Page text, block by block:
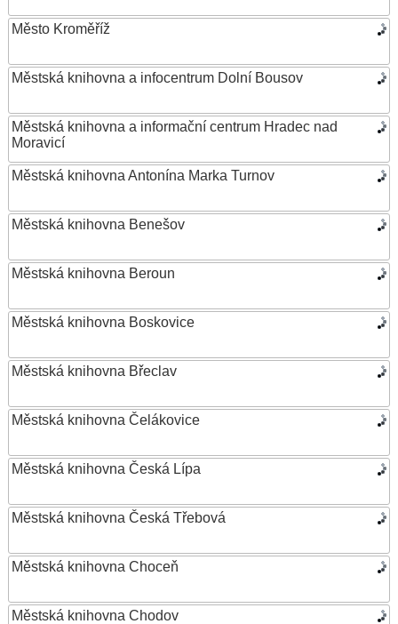
Město Kroměříž
Městská knihovna a infocentrum Dolní Bousov
Městská knihovna a informační centrum Hradec nad
Moravicí
Městská knihovna Antonína Marka Turnov
Městská knihovna Benešov
Městská knihovna Beroun
Městská knihovna Boskovice
Městská knihovna Břeclav
Městská knihovna Čelákovice
Městská knihovna Česká Lípa
Městská knihovna Česká Třebová
Městská knihovna Choceň
Městská knihovna Chodov